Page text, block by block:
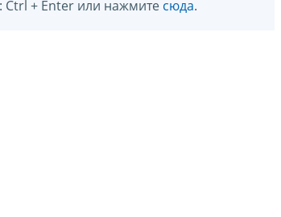
+ Enter или нажмите сюда.